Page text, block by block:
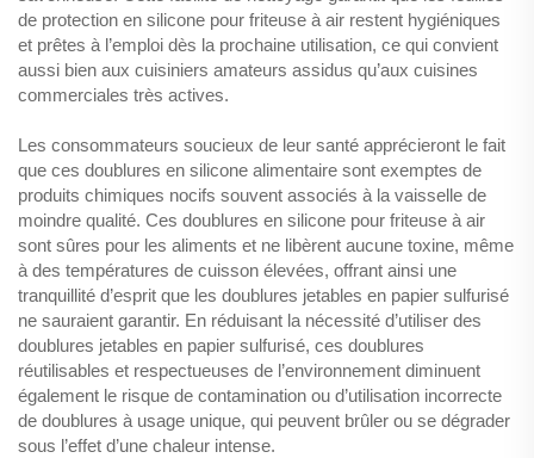
de protection en silicone pour friteuse à air restent hygiéniques
et prêtes à l’emploi dès la prochaine utilisation, ce qui convient
aussi bien aux cuisiniers amateurs assidus qu’aux cuisines
commerciales très actives.
Les consommateurs soucieux de leur santé apprécieront le fait
que ces doublures en silicone alimentaire sont exemptes de
produits chimiques nocifs souvent associés à la vaisselle de
moindre qualité. Ces doublures en silicone pour friteuse à air
sont sûres pour les aliments et ne libèrent aucune toxine, même
à des températures de cuisson élevées, offrant ainsi une
tranquillité d’esprit que les doublures jetables en papier sulfurisé
ne sauraient garantir. En réduisant la nécessité d’utiliser des
doublures jetables en papier sulfurisé, ces doublures
réutilisables et respectueuses de l’environnement diminuent
également le risque de contamination ou d’utilisation incorrecte
de doublures à usage unique, qui peuvent brûler ou se dégrader
sous l’effet d’une chaleur intense.